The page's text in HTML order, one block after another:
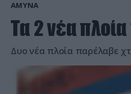
ΑΜΥΝΑ
Τα 2 νέα
Δυο νέα πλοία παρέλαβε